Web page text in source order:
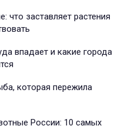
что заставляет растения
впадает и какие города
которая пережила
России: 10 самых